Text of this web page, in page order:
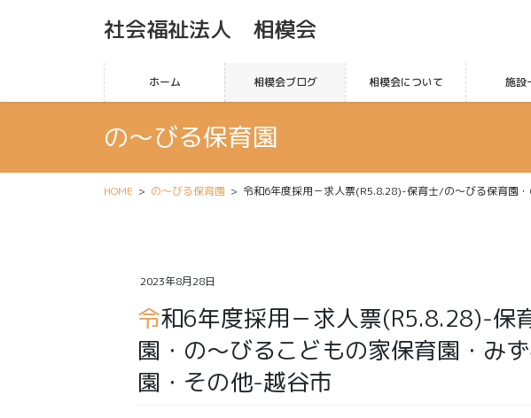
社会福祉法人 相模会
ホーム 相模会ブログ 相模会について 施設
の〜びる保育園
HOME の〜びる保育園 令和6年度採用－求人票(R5.8.28)-保育士/の～びる保育園
2023年8月28日
令和6年度採用－求人票(R5.8.28)-保育士/の～びる保育
園・の～びるこどもの家保育園・み
園・その他-越谷市